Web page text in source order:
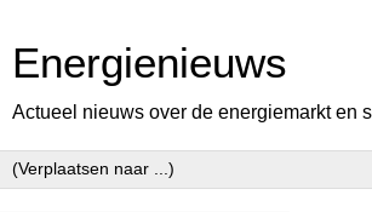
Energienieuws
Actueel nieuws over de energiemarkt en